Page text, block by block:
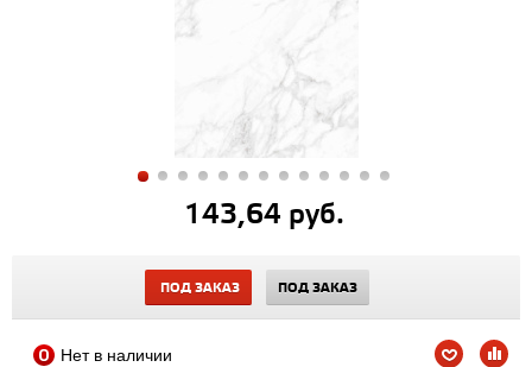
143,64 руб.
ПОД ЗАКАЗ ПОД ЗАКАЗ
Нет в наличии